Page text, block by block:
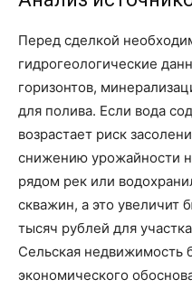
Перед сделкой
гидрогеологические
горизонтов,
для полива. Если вода
возрастает риск
снижению урожайности
рядом рек или
скважин, а это
тысяч рублей для
Сельская недвижимость
экономического